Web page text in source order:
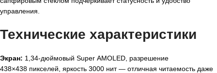
управления.
Технические характеристики
Экран: 1,34‑дюймовый Super AMOLED, разрешение
438×438 пикселей, яркость 3000 нит — отличная читаемость даже